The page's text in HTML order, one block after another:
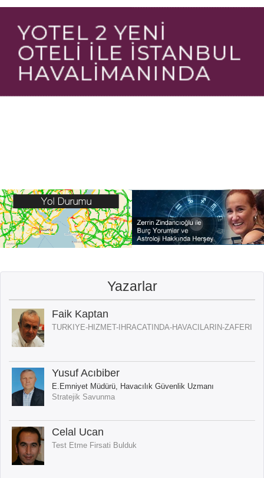
Yazarlar
Faik Kaptan
TURKIYE-HIZMET-IHRACATINDA-HAVACILARIN-ZAFERI
Yusuf Acıbiber
E.Emniyet Müdürü, Havacılık Güvenlik Uzmanı
Stratejik Savunma
Celal Ucan
Test Etme Firsati Bulduk